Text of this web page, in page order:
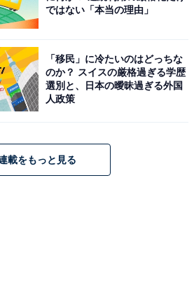
性）、「様々な遊びを教えてくれ
楽しく過ごせそうだからです」
声が上がりました。
ではない「本当の理由」
「移民」に冷たいのはどっちな
のか？ スイスの厳格過ぎる学歴
選別と、日本の曖昧過ぎる外国
人政策
載をもっと見る